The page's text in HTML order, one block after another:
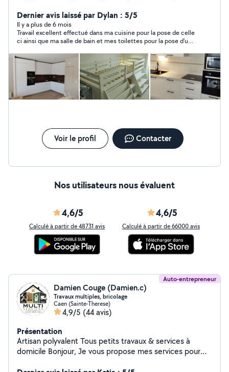
peinture/électricité.
Dernier avis laissé par Dylan : 5/5
Il y a plus de 6 mois
Travail excellent effectué dans ma cuisine pour la pose de celle
ci ainsi que ma salle de bain et mes toilettes pour la pose d'un
monsieur très agréable.
Voir le profil Contacter
Nos utilisateurs nous évaluent
4,6/5
Calculé à partir de 48731 avis
4,6/5
Calculé à partir de 66000 avis
Auto-entrepreneur
Damien Couge (Damien.c)
Travaux multiples, bricolage
Caen (Sainte-Therese)
4,9/5 (44 avis)
Présentation
Artisan polyvalent Tous petits travaux & services à
domicile Bonjour, Je vous propose mes services pour